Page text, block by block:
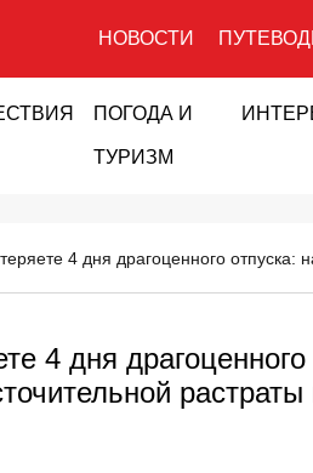
НОВОСТИ
ПОГОДА И
ТУРИЗМ
4 дня драгоценного отпуска:
4 дня драгоценного